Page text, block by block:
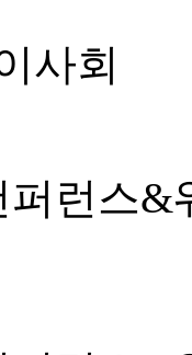
사회
퍼런스&